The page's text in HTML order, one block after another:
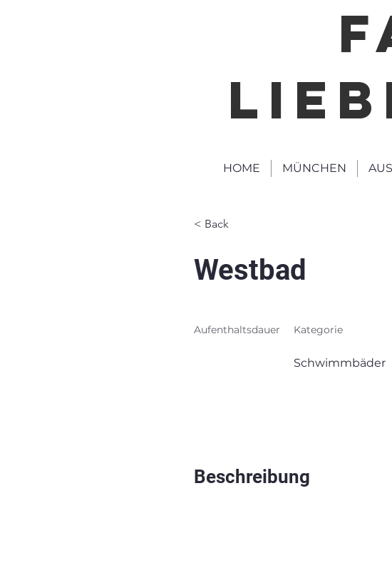
HOME MÜNCHEN
< Back
Westbad
Aufenthaltsdauer Kategorie
Schwimmbäder
Beschreibung